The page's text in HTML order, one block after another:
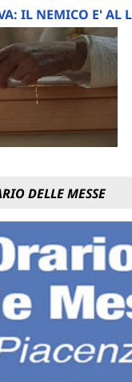
IL NEMICO E' AL
DELLE MESSE